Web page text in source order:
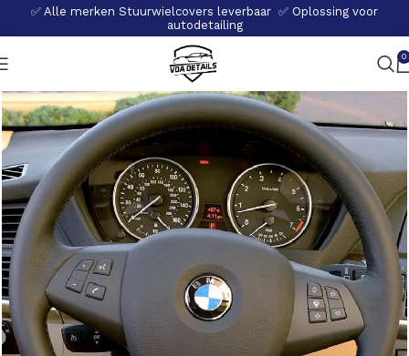
✅ Alle merken Stuurwielcovers leverbaar ✅ Oplossing voor
autodetailing
0